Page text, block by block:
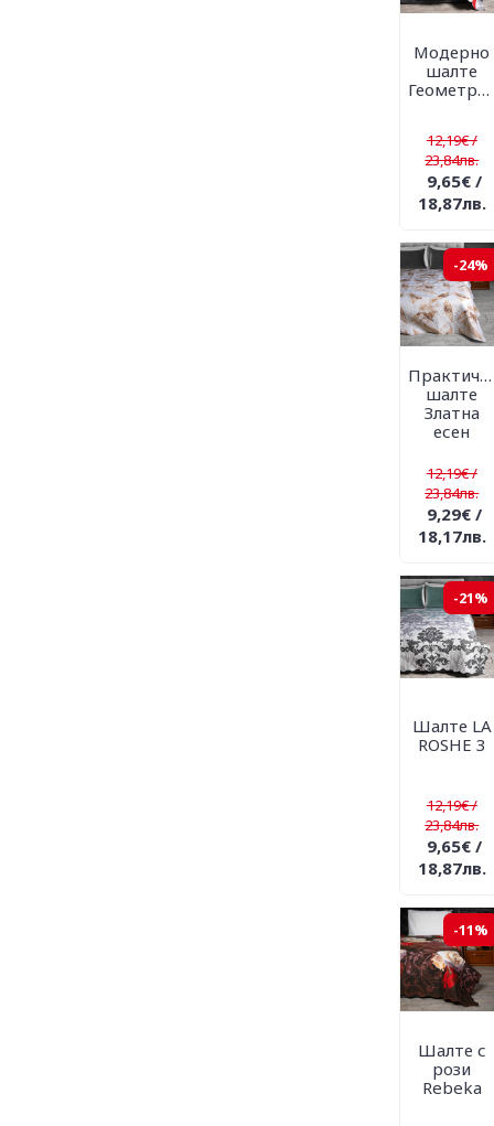
Модерно
шалте
Геометрия
12,19€ /
23,84лв.
9,65€ /
18,87лв.
-24%
Практично
шалте
Златна
есен
12,19€ /
23,84лв.
9,29€ /
18,17лв.
-21%
Шалте LA
ROSHE 3
12,19€ /
23,84лв.
9,65€ /
18,87лв.
-11%
Шалте с
рози
Rebeka